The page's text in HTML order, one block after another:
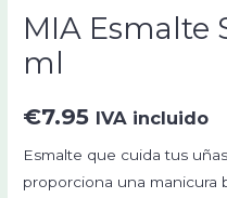
MIA Esmalte
ml
€7.95 IVA incluido
Esmalte que cuida tus
proporciona una manicura